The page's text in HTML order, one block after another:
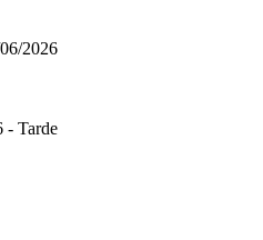
2026
- Tarde